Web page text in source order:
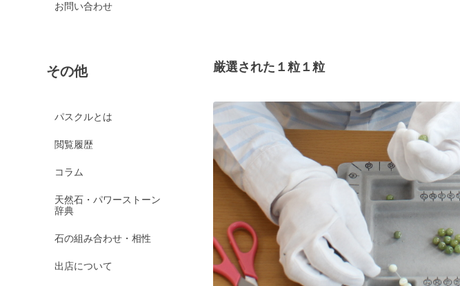
お問い合わせ
その他
パスクルとは
閲覧履歴
コラム
天然石・パワーストーン
辞典
石の組み合わせ・相性
出店について
厳選された１粒１粒